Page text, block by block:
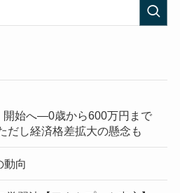
開始へ―0歳から600万円まで
だし経済格差拡大の懸念も
動向